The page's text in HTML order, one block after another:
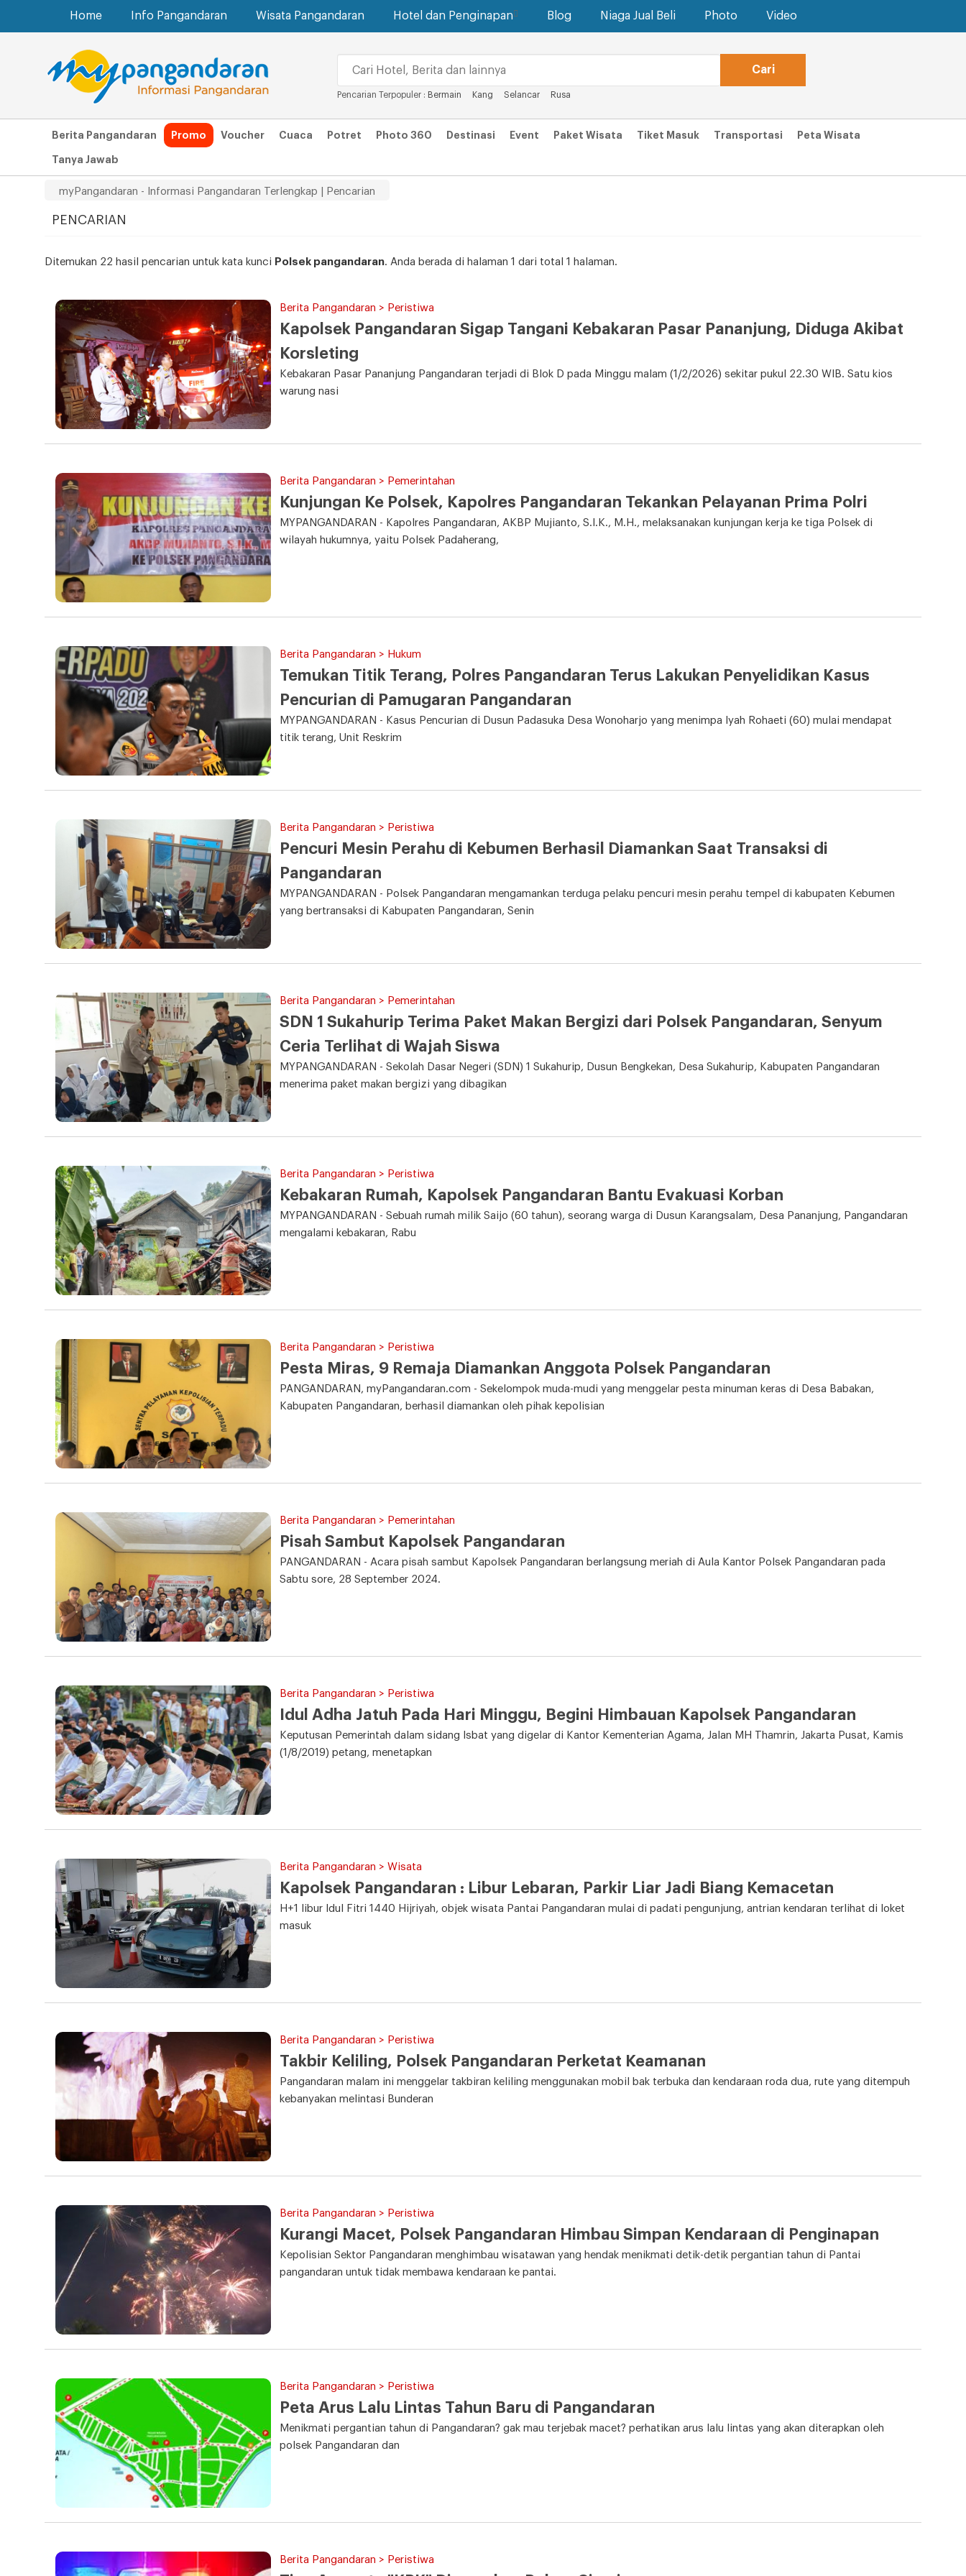
Home Info Pangandaran Wisata Pangandaran Hotel dan Penginapan Blog Niaga Jual Beli Photo Video
Pencarian Terpopuler : Bermain Kang Selancar Rusa
Berita Pangandaran Promo Voucher Cuaca Potret Photo 360 Destinasi Event Paket Wisata Tiket Masuk Transportasi Peta Wisata
Tanya Jawab
myPangandaran - Informasi Pangandaran Terlengkap | Pencarian
PENCARIAN
Ditemukan 22 hasil pencarian untuk kata kunci Polsek pangandaran. Anda berada di halaman 1 dari total 1 halaman.
Berita Pangandaran > Peristiwa
Kapolsek Pangandaran Sigap Tangani Kebakaran Pasar Pananjung, Diduga Akibat
Korsleting
Kebakaran Pasar Pananjung Pangandaran terjadi di Blok D pada Minggu malam (1/2/2026) sekitar pukul 22.30 WIB. Satu kios
warung nasi
Berita Pangandaran > Pemerintahan
Kunjungan Ke Polsek, Kapolres Pangandaran Tekankan Pelayanan Prima Polri
MYPANGANDARAN - Kapolres Pangandaran, AKBP Mujianto, S.I.K., M.H., melaksanakan kunjungan kerja ke tiga Polsek di
wilayah hukumnya, yaitu Polsek Padaherang,
Berita Pangandaran > Hukum
Temukan Titik Terang, Polres Pangandaran Terus Lakukan Penyelidikan Kasus
Pencurian di Pamugaran Pangandaran
MYPANGANDARAN - Kasus Pencurian di Dusun Padasuka Desa Wonoharjo yang menimpa Iyah Rohaeti (60) mulai mendapat
titik terang, Unit Reskrim
Berita Pangandaran > Peristiwa
Pencuri Mesin Perahu di Kebumen Berhasil Diamankan Saat Transaksi di
Pangandaran
MYPANGANDARAN - Polsek Pangandaran mengamankan terduga pelaku pencuri mesin perahu tempel di kabupaten Kebumen
yang bertransaksi di Kabupaten Pangandaran, Senin
Berita Pangandaran > Pemerintahan
SDN 1 Sukahurip Terima Paket Makan Bergizi dari Polsek Pangandaran, Senyum
Ceria Terlihat di Wajah Siswa
MYPANGANDARAN - Sekolah Dasar Negeri (SDN) 1 Sukahurip, Dusun Bengkekan, Desa Sukahurip, Kabupaten Pangandaran
menerima paket makan bergizi yang dibagikan
Berita Pangandaran > Peristiwa
Kebakaran Rumah, Kapolsek Pangandaran Bantu Evakuasi Korban
MYPANGANDARAN - Sebuah rumah milik Saijo (60 tahun), seorang warga di Dusun Karangsalam, Desa Pananjung, Pangandaran
mengalami kebakaran, Rabu
Berita Pangandaran > Peristiwa
Pesta Miras, 9 Remaja Diamankan Anggota Polsek Pangandaran
PANGANDARAN, myPangandaran.com - Sekelompok muda-mudi yang menggelar pesta minuman keras di Desa Babakan,
Kabupaten Pangandaran, berhasil diamankan oleh pihak kepolisian
Berita Pangandaran > Pemerintahan
Pisah Sambut Kapolsek Pangandaran
PANGANDARAN - Acara pisah sambut Kapolsek Pangandaran berlangsung meriah di Aula Kantor Polsek Pangandaran pada
Sabtu sore, 28 September 2024.
Berita Pangandaran > Peristiwa
Idul Adha Jatuh Pada Hari Minggu, Begini Himbauan Kapolsek Pangandaran
Keputusan Pemerintah dalam sidang Isbat yang digelar di Kantor Kementerian Agama, Jalan MH Thamrin, Jakarta Pusat, Kamis
(1/8/2019) petang, menetapkan
Berita Pangandaran > Wisata
Kapolsek Pangandaran : Libur Lebaran, Parkir Liar Jadi Biang Kemacetan
H+1 libur Idul Fitri 1440 Hijriyah, objek wisata Pantai Pangandaran mulai di padati pengunjung, antrian kendaran terlihat di loket
masuk
Berita Pangandaran > Peristiwa
Takbir Keliling, Polsek Pangandaran Perketat Keamanan
Pangandaran malam ini menggelar takbiran keliling menggunakan mobil bak terbuka dan kendaraan roda dua, rute yang ditempuh
kebanyakan melintasi Bunderan
Berita Pangandaran > Peristiwa
Kurangi Macet, Polsek Pangandaran Himbau Simpan Kendaraan di Penginapan
Kepolisian Sektor Pangandaran menghimbau wisatawan yang hendak menikmati detik-detik pergantian tahun di Pantai
pangandaran untuk tidak membawa kendaraan ke pantai.
Berita Pangandaran > Peristiwa
Peta Arus Lalu Lintas Tahun Baru di Pangandaran
Menikmati pergantian tahun di Pangandaran? gak mau terjebak macet? perhatikan arus lalu lintas yang akan diterapkan oleh
polsek Pangandaran dan
Berita Pangandaran > Peristiwa